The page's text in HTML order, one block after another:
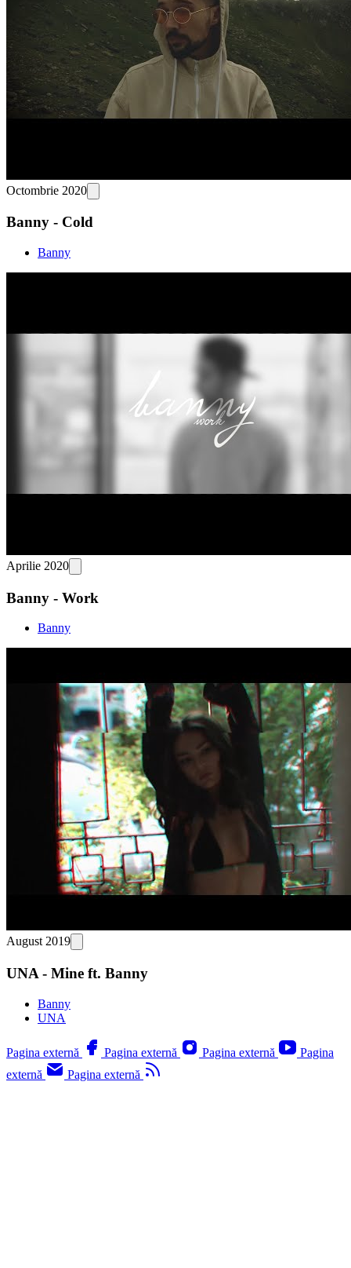
Octombrie 2020
Banny - Cold
Banny
Aprilie 2020
Banny - Work
Banny
August 2019
UNA - Mine ft. Banny
Banny
UNA
Pagina externă Pagina externă Pagina externă
Pagina
externă
Pagina externă